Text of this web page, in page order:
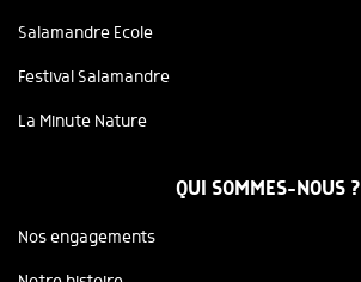
Salamandre Ecole
Festival Salamandre
La Minute Nature
QUI SOMMES-NOUS ?
Nos engagements